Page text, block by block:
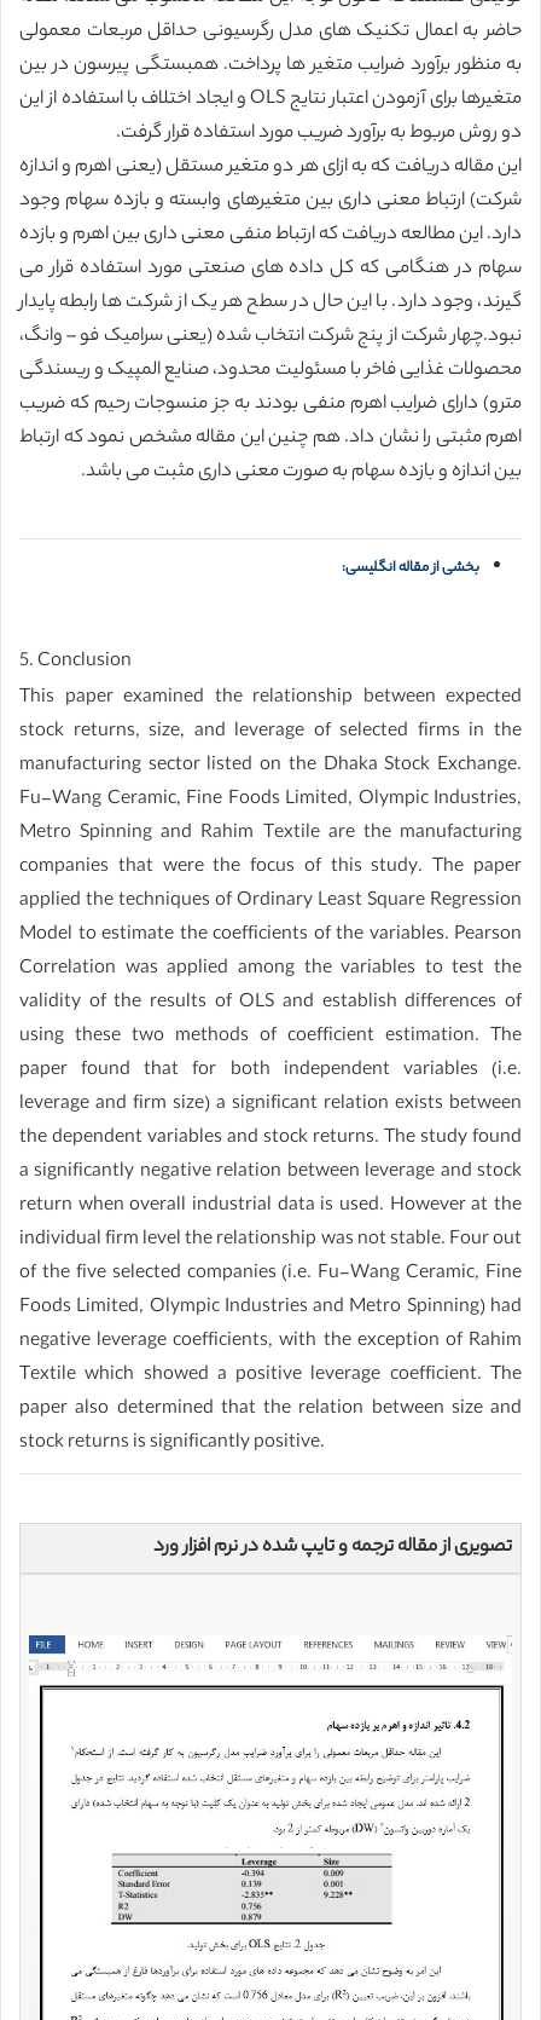
حاضر به اعمال تکنیک های مدل رگرسیونی حداقل مربعات معمولی
به منظور برآورد ضرایب متغیر ها پرداخت. همبستگی پیرسون در بین
متغیرها برای آزمودن اعتبار نتایج OLS و ایجاد اختلاف با استفاده از این
دو روش مربوط به برآورد ضریب مورد استفاده قرار گرفت.
این مقاله دریافت که به ازای هر دو متغیر مستقل (یعنی اهرم و اندازه
شرکت) ارتباط معنی داری بین متغیرهای وابسته و بازده سهام وجود
دارد. این مطالعه دریافت که ارتباط منفی معنی داری بین اهرم و بازده
سهام در هنگامی که کل داده های صنعتی مورد استفاده قرار می
گیرند، وجود دارد. با این حال در سطح هر یک از شرکت ها رابطه پایدار
نبود.چهار شرکت از پنج شرکت انتخاب شده (یعنی سرامیک فو – وانگ،
محصولات غذایی فاخر با مسئولیت محدود، صنایع المپیک و ریسندگی
مترو) دارای ضرایب اهرم منفی بودند به جز منسوجات رحیم که ضریب
اهرم مثبتی را نشان داد. هم چنین این مقاله مشخص نمود که ارتباط
بین اندازه و بازده سهام به صورت معنی داری مثبت می باشد.
بخشی از مقاله انگلیسی:
5. Conclusion
This paper examined the relationship between expected
stock returns, size, and leverage of selected firms in the
manufacturing sector listed on the Dhaka Stock Exchange.
Fu-Wang Ceramic, Fine Foods Limited, Olympic Industries,
Metro Spinning and Rahim Textile are the manufacturing
companies that were the focus of this study. The paper
applied the techniques of Ordinary Least Square Regression
Model to estimate the coefficients of the variables. Pearson
Correlation was applied among the variables to test the
validity of the results of OLS and establish differences of
using these two methods of coefficient estimation. The
paper found that for both independent variables (i.e.
leverage and firm size) a significant relation exists between
the dependent variables and stock returns. The study found
a significantly negative relation between leverage and stock
return when overall industrial data is used. However at the
individual firm level the relationship was not stable. Four out
of the five selected companies (i.e. Fu-Wang Ceramic, Fine
Foods Limited, Olympic Industries and Metro Spinning) had
negative leverage coefficients, with the exception of Rahim
Textile which showed a positive leverage coefficient. The
paper also determined that the relation between size and
stock returns is significantly positive.
تصویری از مقاله ترجمه و تایپ شده در نرم افزار ورد